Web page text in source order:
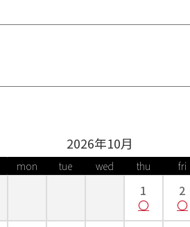
23号 25号 27号
～124cm
長と号数サイズ間でのフリーサイズとお考えくださ
2026年10月
mon tue wed thu fri
1 2